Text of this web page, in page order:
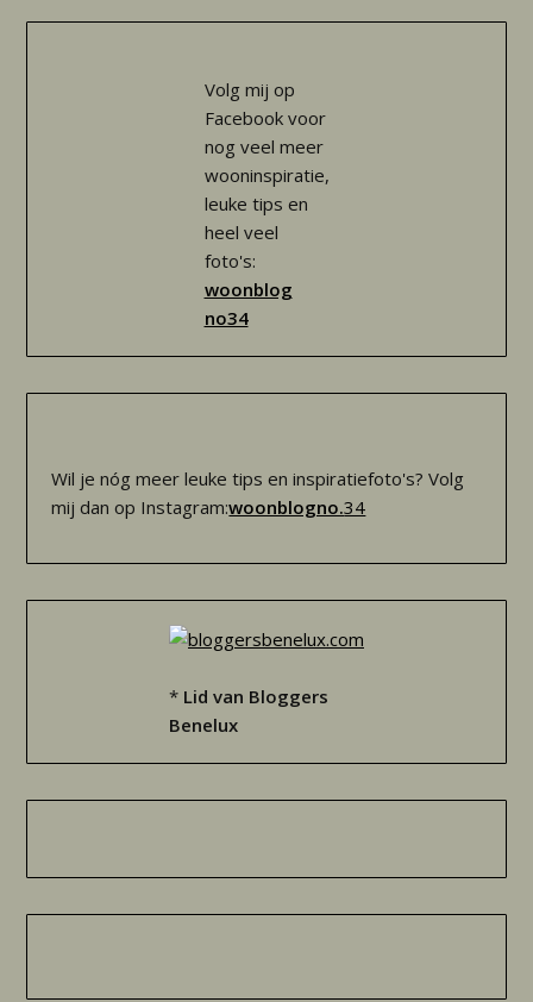
Volg mij op
Facebook voor
nog veel meer
wooninspiratie,
leuke tips en
heel veel
foto's:
woonblog
no34
Wil je nóg meer leuke tips en inspiratiefoto's? Volg
mij dan op Instagram:woonblogno.34
* Lid van Bloggers
Benelux